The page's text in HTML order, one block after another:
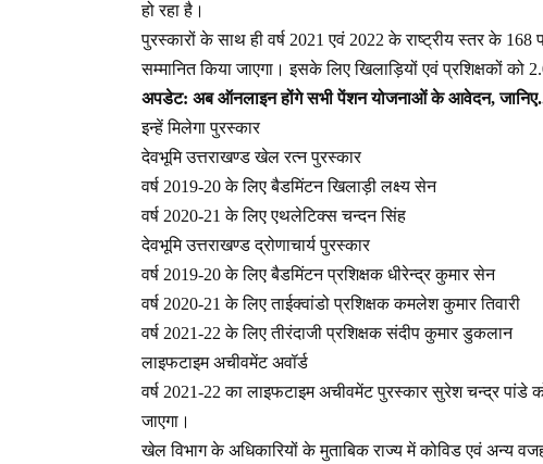
हो रहा है।
पुरस्कारों के साथ ही वर्ष 2021 एवं 2022 के राष्ट्रीय स्तर के
सम्मानित किया जाएगा। इसके लिए खिलाड़ियों एवं प्रशिक्षकों को
अपडेट: अब ऑनलाइन होंगे सभी पेंशन योजनाओं के आवेदन,
इन्हें मिलेगा पुरस्कार
देवभूमि उत्तराखण्ड खेल रत्न पुरस्कार
वर्ष 2019-20 के लिए बैडमिंटन खिलाड़ी लक्ष्य सेन
वर्ष 2020-21 के लिए एथलेटिक्स चन्दन सिंह
देवभूमि उत्तराखण्ड द्रोणाचार्य पुरस्कार
वर्ष 2019-20 के लिए बैडमिंटन प्रशिक्षक धीरेन्द्र कुमार सेन
वर्ष 2020-21 के लिए ताईक्वांडो प्रशिक्षक कमलेश कुमार तिवारी
वर्ष 2021-22 के लिए तीरंदाजी प्रशिक्षक संदीप कुमार डुकलान
लाइफटाइम अचीवमेंट अवॉर्ड
वर्ष 2021-22 का लाइफटाइम अचीवमेंट पुरस्कार सुरेश चन्द्र
जाएगा।
खेल विभाग के अधिकारियों के मुताबिक राज्य में कोविड एवं अन्य